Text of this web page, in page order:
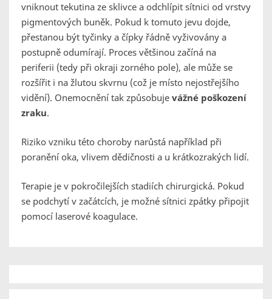
vniknout tekutina ze sklivce a odchlípit sítnici od vrstvy
pigmentových buněk. Pokud k tomuto jevu dojde,
přestanou být tyčinky a čípky řádně vyživovány a
postupně odumírají. Proces většinou začíná na
periferii (tedy při okraji zorného pole), ale může se
rozšířit i na žlutou skvrnu (což je místo nejostřejšího
vidění). Onemocnění tak způsobuje vážné poškození
zraku.
Riziko vzniku této choroby narůstá například při
poranění oka, vlivem dědičnosti a u krátkozrakých lidí.
Terapie je v pokročilejších stadiích chirurgická. Pokud
se podchytí v začátcích, je možné sítnici zpátky připojit
pomocí laserové koagulace.